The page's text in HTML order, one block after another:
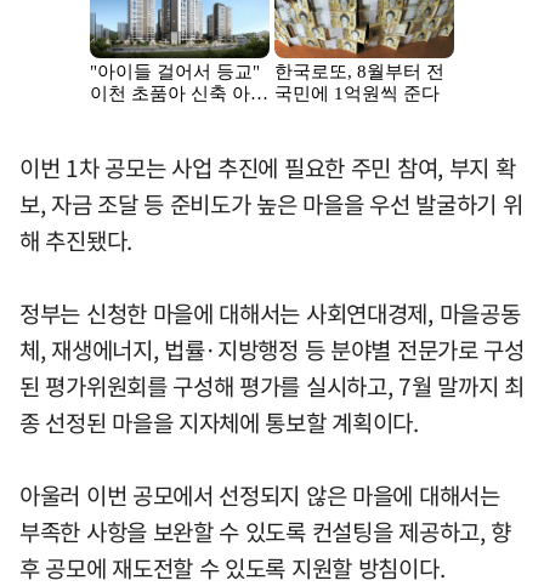
이번 1차 공모는 사업 추진에 필요한 주민 참여, 부지 확
보, 자금 조달 등 준비도가 높은 마을을 우선 발굴하기 위
해 추진됐다.
정부는 신청한 마을에 대해서는 사회연대경제, 마을공동
체, 재생에너지, 법률·지방행정 등 분야별 전문가로 구성
된 평가위원회를 구성해 평가를 실시하고, 7월 말까지 최
종 선정된 마을을 지자체에 통보할 계획이다.
아울러 이번 공모에서 선정되지 않은 마을에 대해서는
부족한 사항을 보완할 수 있도록 컨설팅을 제공하고, 향
후 공모에 재도전할 수 있도록 지원할 방침이다.